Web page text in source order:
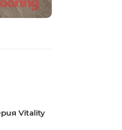
Vitality